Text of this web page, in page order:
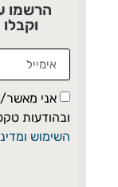
הרשמו
אני מאשר/
ובהודעות
השימוש